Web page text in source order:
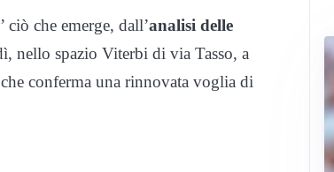
che emerge, dall’analisi delle
nello spazio Viterbi di via Tasso, a
conferma una rinnovata voglia di